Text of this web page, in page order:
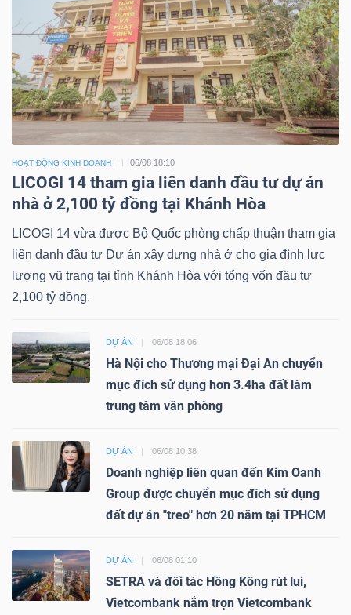
HOẠT ĐỘNG KINH DOANH 06/08 18:10
LICOGI 14 tham gia liên danh đầu tư dự án
nhà ở 2,100 tỷ đồng tại Khánh Hòa
LICOGI 14 vừa được Bộ Quốc phòng chấp thuận tham gia
liên danh đầu tư Dự án xây dựng nhà ở cho gia đình lực
lượng vũ trang tại tỉnh Khánh Hòa với tổng vốn đầu tư
2,100 tỷ đồng.
DỰ ÁN 06/08 18:06
Hà Nội cho Thương mại Đại An chuyển
mục đích sử dụng hơn 3.4ha đất làm
trung tâm văn phòng
DỰ ÁN 06/08 10:38
Doanh nghiệp liên quan đến Kim Oanh
Group được chuyển mục đích sử dụng
đất dự án "treo" hơn 20 năm tại TPHCM
DỰ ÁN 06/08 01:10
SETRA và đối tác Hồng Kông rút lui,
Vietcombank nắm trọn Vietcombank